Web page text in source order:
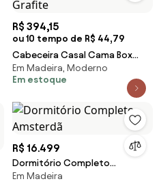
R$ 394,15
ou 10 tempo de R$ 44,79
Cabeceira Casal Cama Box
140cm para Quarto Onix Suede
M11 - D'Rossi - Grafite
Em Madeira, Moderno
Em estoque
R$ 16.499
Dormitório Completo
Amsterdã
Em Madeira